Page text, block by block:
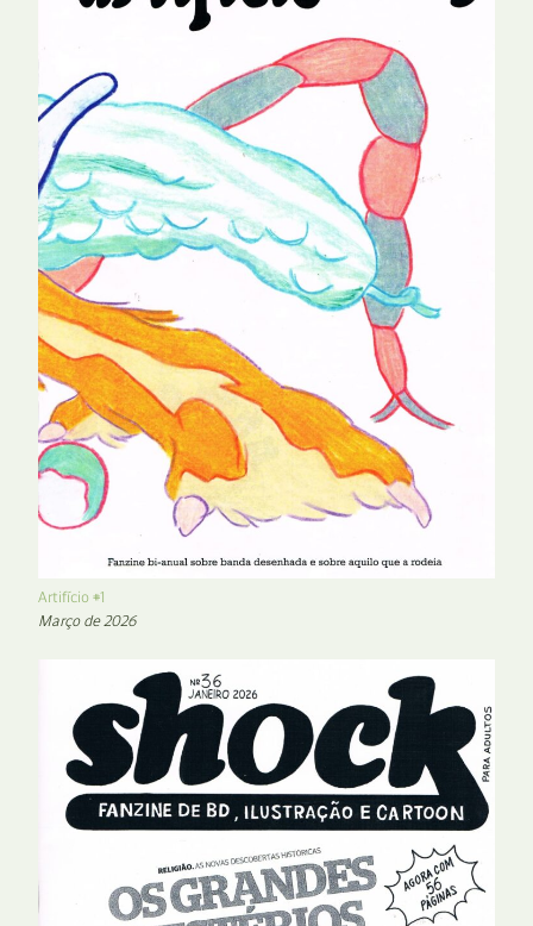
Artifício #1
Março de 2026